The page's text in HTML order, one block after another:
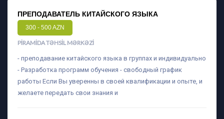
ПРЕПОДАВАТЕЛЬ КИТАЙСКОГО ЯЗЫКА
300 - 500 AZN
PIRAMIDA TƏHSIL MƏRKƏZI
- преподавание китайского языка в группах и индивидуально
- Разработка программ обучения - свободный график
работы Если Вы уверенны в своей квалификации и опыте, и
желаете передать свои знания и